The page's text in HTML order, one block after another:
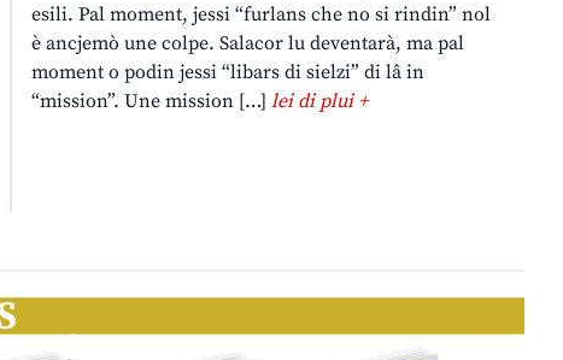
esili. Pal moment, jessi “furlans che no si rindin” nol
è ancjemò une colpe. Salacor lu deventarà, ma pal
moment o podin jessi “libars di sielzi” di lâ in
“mission”. Une mission […]lei di plui +